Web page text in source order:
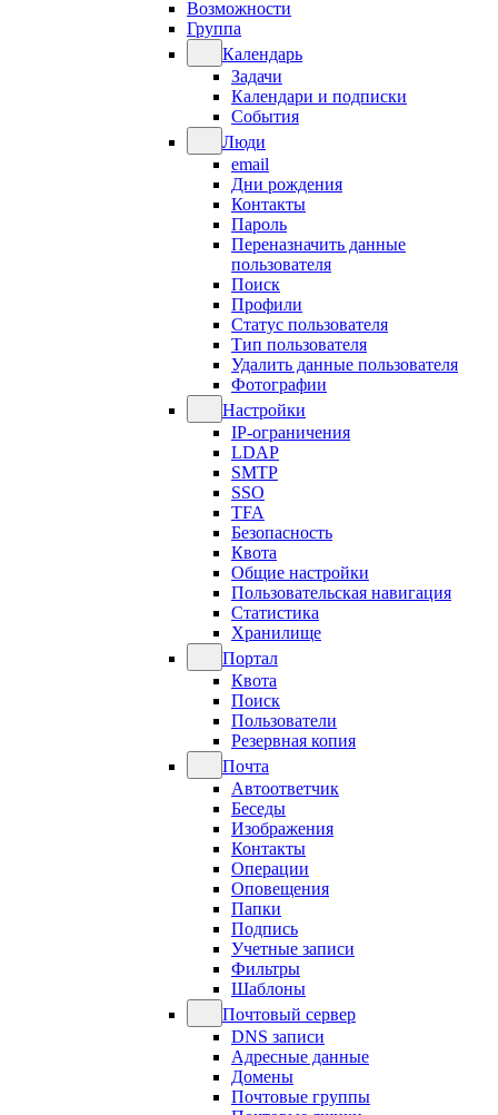
Возможности
Группа
Календарь
Задачи
Календари и подписки
События
Люди
email
Дни рождения
Контакты
Пароль
Переназначить данные
пользователя
Поиск
Профили
Статус пользователя
Тип пользователя
Удалить данные пользователя
Фотографии
Настройки
IP-ограничения
LDAP
SMTP
SSO
TFA
Безопасность
Квота
Общие настройки
Пользовательская навигация
Статистика
Хранилище
Портал
Квота
Поиск
Пользователи
Резервная копия
Почта
Автоответчик
Беседы
Изображения
Контакты
Операции
Оповещения
Папки
Подпись
Учетные записи
Фильтры
Шаблоны
Почтовый сервер
DNS записи
Адресные данные
Домены
Почтовые группы